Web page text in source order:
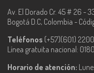
Av. El Dorado Cr. 45 # 26 -
Bogotá D.C, Colombia -
Teléfonos (+57)(601)
Línea gratuita nacional:
Horario de atención: